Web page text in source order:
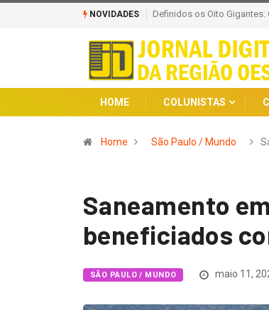
NOVIDADES TSE Reforça Integridade
HOME COLUNISTAS
Home São Paulo / Mundo
Saneamento
beneficiados
SÃO PAULO / MUNDO maio 11,